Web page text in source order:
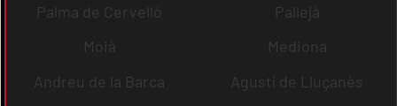
Palma de Cervelló
Pallejà
Moià
Mediona
Andreu de la Barca
Agustí de Lluçanès